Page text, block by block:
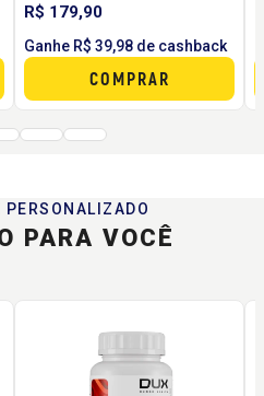
R$ 179,90
Ganhe R$ 39,98 de cashback
COMPRAR
PERSONALIZADO
PARA VOCÊ